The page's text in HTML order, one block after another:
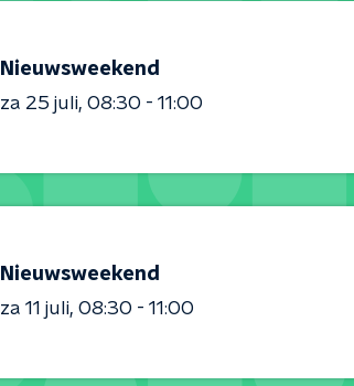
Nieuwsweekend
za 25 juli 08:30 - 11:00
Nieuwsweekend
za 11 juli 08:30 - 11:00